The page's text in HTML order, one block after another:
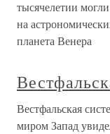
тысячелетии
на
планета Венера
Вестфальская
миром Запад